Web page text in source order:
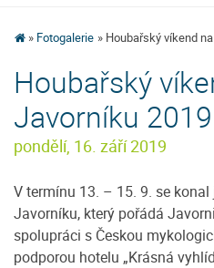
Fotogalerie Houbařský víkend
Houbařský
Javorníku 2019
pondělí, 16. září 2019
V termínu 13. – 15. 9. se
Javorníku, který pořádá
spolupráci s Českou
podporou hotelu „Krásná